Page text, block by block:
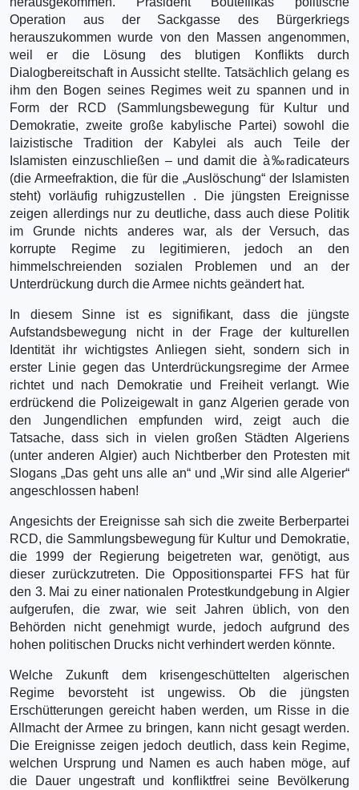
Operation aus der Sackgasse des Bürgerkriegs
herauszukommen wurde von den Massen angenommen,
weil er die Lösung des blutigen Konflikts durch
Dialogbereitschaft in Aussicht stellte. Tatsächlich gelang es
ihm den Bogen seines Regimes weit zu spannen und in
Form der RCD (Sammlungsbewegung für Kultur und
Demokratie, zweite große kabylische Partei) sowohl die
laizistische Tradition der Kabylei als auch Teile der
Islamisten einzuschließen – und damit die à‰radicateurs
(die Armeefraktion, die für die „Auslöschung“ der Islamisten
steht) vorläufig ruhigzustellen . Die jüngsten Ereignisse
zeigen allerdings nur zu deutliche, dass auch diese Politik
im Grunde nichts anderes war, als der Versuch, das
korrupte Regime zu legitimieren, jedoch an den
himmelschreienden sozialen Problemen und an der
Unterdrückung durch die Armee nichts geändert hat.
In diesem Sinne ist es signifikant, dass die jüngste
Aufstandsbewegung nicht in der Frage der kulturellen
Identität ihr wichtigstes Anliegen sieht, sondern sich in
erster Linie gegen das Unterdrückungsregime der Armee
richtet und nach Demokratie und Freiheit verlangt. Wie
erdrückend die Polizeigewalt in ganz Algerien gerade von
den Jungendlichen empfunden wird, zeigt auch die
Tatsache, dass sich in vielen großen Städten Algeriens
(unter anderen Algier) auch Nichtberber den Protesten mit
Slogans „Das geht uns alle an“ und „Wir sind alle Algerier“
angeschlossen haben!
Angesichts der Ereignisse sah sich die zweite Berberpartei
RCD, die Sammlungsbewegung für Kultur und Demokratie,
die 1999 der Regierung beigetreten war, genötigt, aus
dieser zurückzutreten. Die Oppositionspartei FFS hat für
den 3. Mai zu einer nationalen Protestkundgebung in Algier
aufgerufen, die zwar, wie seit Jahren üblich, von den
Behörden nicht genehmigt wurde, jedoch aufgrund des
hohen politischen Drucks nicht verhindert werden könnte.
Welche Zukunft dem krisengeschüttelten algerischen
Regime bevorsteht ist ungewiss. Ob die jüngsten
Erschütterungen gereicht haben werden, um Risse in die
Allmacht der Armee zu bringen, kann nicht gesagt werden.
Die Ereignisse zeigen jedoch deutlich, dass kein Regime,
welchen Ursprung und Namen es auch haben möge, auf
die Dauer ungestraft und konfliktfrei seine Bevölkerung